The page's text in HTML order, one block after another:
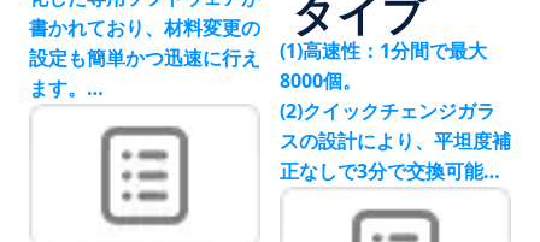
書かれており、材料変更の
設定も簡単かつ迅速に行え
ます。
高信頼性・高精度な排出シ
高速、安定した製品供給。
タイプ
(1)高速性：1分間で最大
8000個。
(2)クイックチェンジガラ
スの設計により、平坦度補
正なしで3分で交換可能。
(3)特許取得のAC高圧ガイ
ド装置で小サイズの物件に